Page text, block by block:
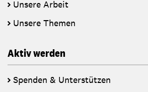
Unsere Arbeit
Unsere Themen
Aktiv werden
Spenden & Unterstützen